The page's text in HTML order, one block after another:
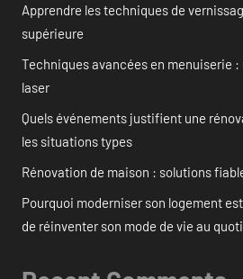
Apprendre les techniques de
supérieure
Techniques avancées en menuiserie :
laser
Quels événements justifient une
les situations types
Rénovation de maison : solutions
Pourquoi moderniser son logement
de réinventer son mode de vie au